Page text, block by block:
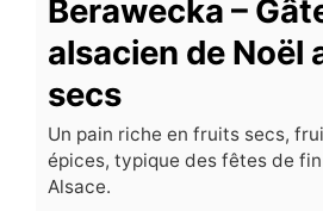
Berawecka –
alsacien de Noël
secs
Un pain riche en fruits secs,
épices, typique des fêtes de fin
Alsace.